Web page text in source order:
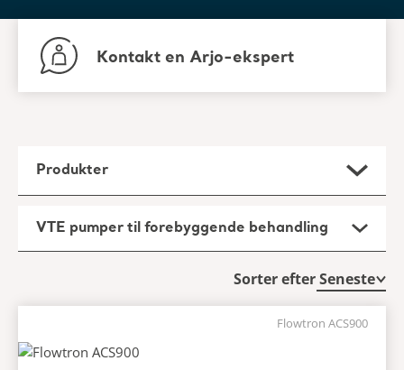
Kontakt en Arjo-ekspert
Produkter
VTE pumper til forebyggende behandling
Sorter efter
Flowtron ACS900